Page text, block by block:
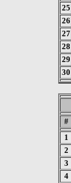
25
26
27
28
29
30
#
1
2
3
4